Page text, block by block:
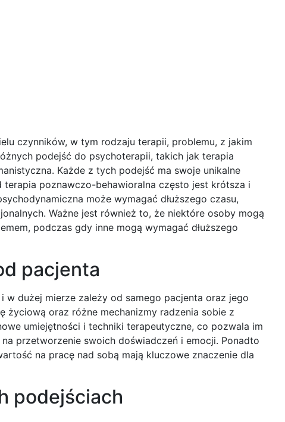
czynników, w tym rodzaju terapii, problemu, z jakim
podejść do psychoterapii, takich jak terapia
Każde z tych podejść ma swoje unikalne
terapia poznawczo-behawioralna często jest krótsza i
może wymagać dłuższego czasu,
Ważne jest również to, że niektóre osoby mogą
podczas gdy inne mogą wymagać dłuższego
pacjenta
w dużej mierze zależy od samego pacjenta oraz jego
życiową oraz różne mechanizmy radzenia sobie z
umiejętności i techniki terapeutyczne, co pozwala im
przetworzenie swoich doświadczeń i emocji. Ponadto
na pracę nad sobą mają kluczowe znaczenie dla
podejściach